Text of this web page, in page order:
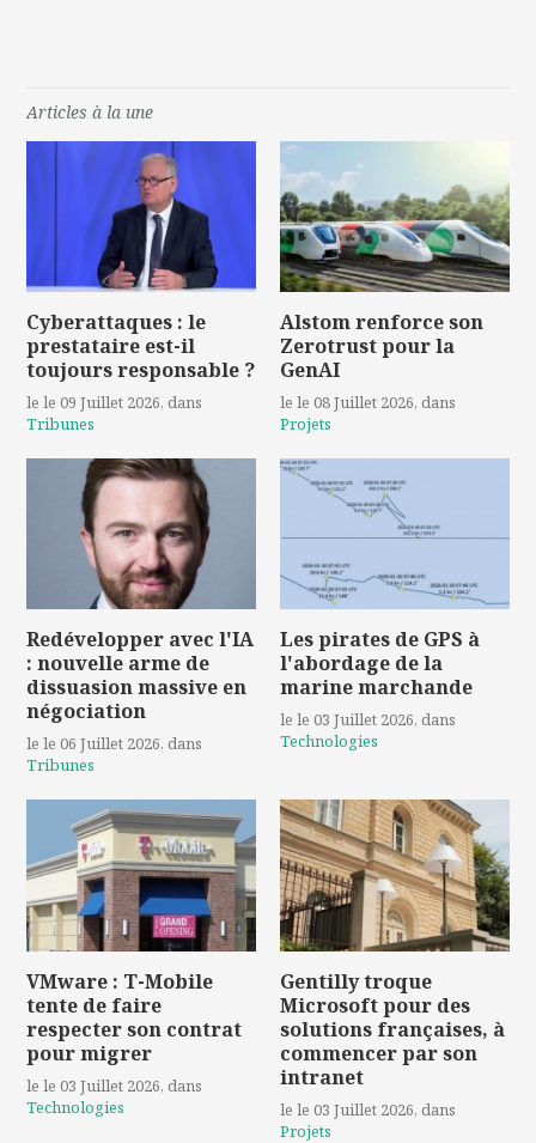
Articles à la une
Cyberattaques : le
prestataire est-il
toujours responsable ?
le le 09 Juillet 2026, dans
Tribunes
Alstom renforce son
Zerotrust pour la
GenAI
le le 08 Juillet 2026, dans
Projets
Redévelopper avec l'IA
: nouvelle arme de
dissuasion massive en
négociation
le le 06 Juillet 2026, dans
Tribunes
Les pirates de GPS à
l'abordage de la
marine marchande
le le 03 Juillet 2026, dans
Technologies
VMware : T-Mobile
tente de faire
respecter son contrat
pour migrer
le le 03 Juillet 2026, dans
Technologies
Gentilly troque
Microsoft pour des
solutions françaises, à
commencer par son
intranet
le le 03 Juillet 2026, dans
Projets